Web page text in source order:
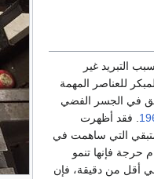
التبريد غير
للعناصر المهمة
في الجسر الفضي
. فقد أظهرت
التي ساهمت في
حرجة فإنها تنمو
في أقل من دقيقة، فإن